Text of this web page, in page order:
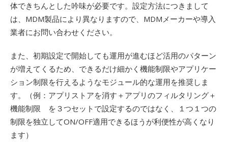
体できちんとした吟味が必要です。設定方法につきまして
は、MDM製品により異なりますので、MDMメーカーや導入
業者にお問い合わせください。
また、初期設定で開始しても運用が進むほど活用のパターン
が増えてくるため、できるだけ細かく機能制限やアプリケー
ション制限を行えるようなモジュール的な運用を推奨しま
す。（例：アプリストアを消す＋アプリのフィルタリング＋
機能制限 を３つセットで設定するのではなく、１つ１つの
制限を独立してON/OFF適用できるほうが利便性が高くなり
ます）